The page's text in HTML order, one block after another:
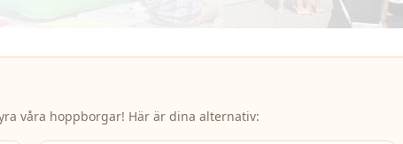
våra hoppborgar! Här är dina alternativ: